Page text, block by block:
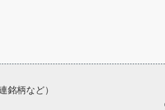
銘柄など）